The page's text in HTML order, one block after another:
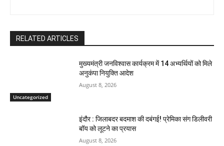
RELATED ARTICLES
Uncategorized
मुख्यमंत्री जनविश्वास कार्यक्रम में 14 अभ्यर्थियों को मिले
अनुकंपा नियुक्ति आदेश
August 8, 2026
इंदौर : जिलाबदर बदमाश की दबंगई! प्रेमिका संग डिलीवरी
बॉय को लूटने का प्रयास
August 8, 2026